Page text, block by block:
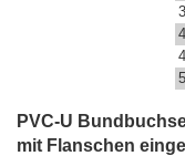
PVC-U
mit Flanschen